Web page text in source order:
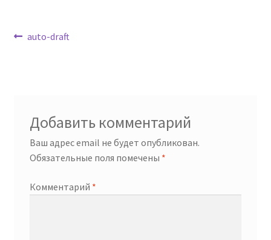
Навигация
Предыдущая
auto-draft
Добавить комментарий
Ваш адрес email не будет опубликован.
Обязательные поля помечены *
Комментарий *